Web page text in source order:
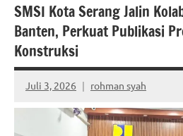
SMSI Kota Serang Jalin
Banten, Perkuat Publikasi
Konstruksi
Juli 3, 2026 rohman syah
No
comments